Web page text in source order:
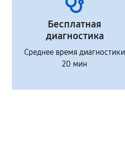
Бесплатная
диагностика
Среднее время диагностики
20 мин